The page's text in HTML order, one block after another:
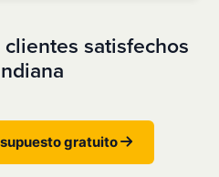
satisfechos
gratuito